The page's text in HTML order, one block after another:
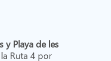
y Playa de les
Ruta 4 por